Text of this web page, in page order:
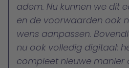
adem. Nu kunnen we dit
en de voorwaarden ook
wens aanpassen.
nu ook volledig digitaal:
compleet nieuwe manier